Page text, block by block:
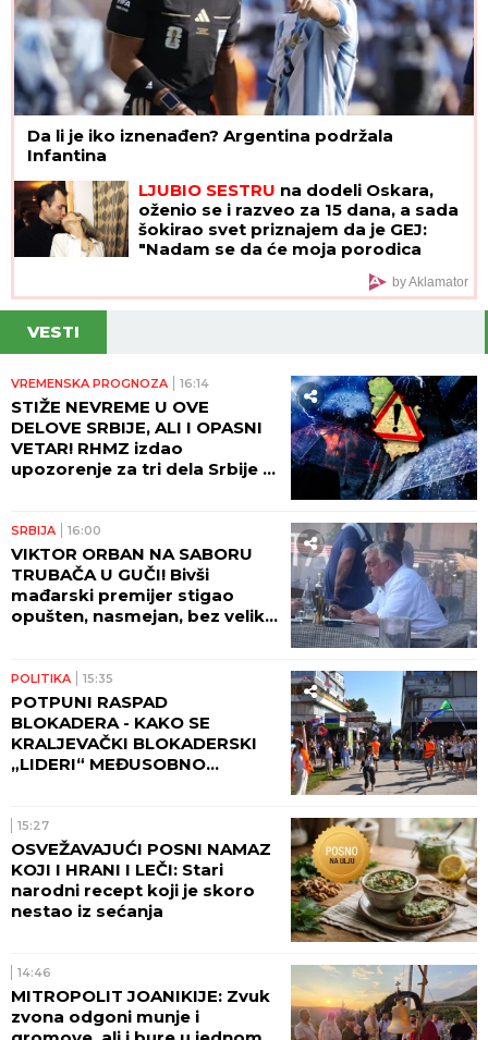
Da li je iko iznenađen? Argentina podržala
Infantina
LJUBIO SESTRU na dodeli Oskara,
oženio se i razveo za 15 dana, a sada
šokirao svet priznajem da je GEJ:
"Nadam se da će moja porodica
odabrati razumevanje umesto
by Aklamator
VESTI
VREMENSKA PROGNOZA 16:14
STIŽE NEVREME U OVE
DELOVE SRBIJE, ALI I OPASNI
VETAR! RHMZ izdao
upozorenje za tri dela Srbije -
SRBIJA 16:00
VIKTOR ORBAN NA SABORU
TRUBAČA U GUČI! Bivši
mađarski premijer stigao
opušten, nasmejan, bez velike
POLITIKA 15:35
POTPUNI RASPAD
BLOKADERA - KAKO SE
KRALJEVAČKI BLOKADERSKI
„LIDERI“ MEĐUSOBNO
15:27
OSVEŽAVAJUĆI POSNI NAMAZ
KOJI I HRANI I LEČI: Stari
narodni recept koji je skoro
nestao iz sećanja
14:46
MITROPOLIT JOANIKIJE: Zvuk
zvona odgoni munje i